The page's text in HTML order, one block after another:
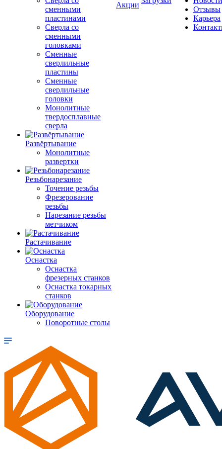
сменными
пластинами
Сверла со
сменными
головками
Сменные
сверлильные
пластины
Сменные
сверлильные
головки
Монолитные
твердосплавные
сверла
Развёртывание
Монолитные
развертки
Резьбонарезание
Точение резьбы
Фрезерование
резьбы
Нарезание резьбы
метчиком
Растачивание
Оснастка
Оснастка
фрезерных станков
Оснастка токарных
станков
Оборудование
Поворотные столы
Акции
Отзывы
Карьера